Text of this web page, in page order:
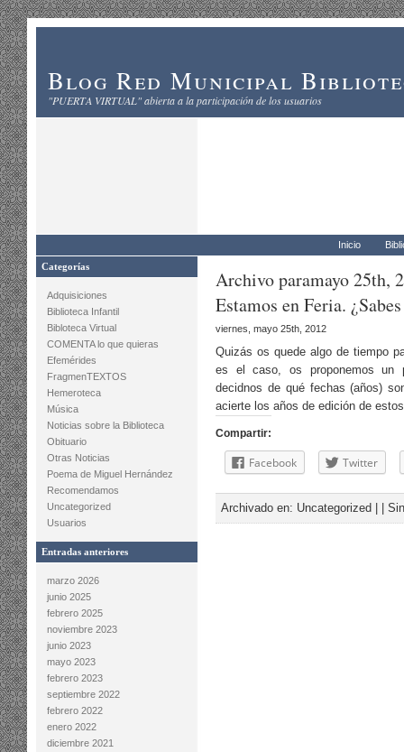
Blog Red Municipal
"PUERTA VIRTUAL" abierta a la participación de los usuarios
Inicio
Categorías
Adquisiciones
Biblioteca Infantil
Bibloteca Virtual
COMENTA lo que quieras
Efemérides
FragmenTEXTOS
Hemeroteca
Música
Noticias sobre la Biblioteca
Obituario
Otras Noticias
Poema de Miguel Hernández
Recomendamos
Uncategorized
Usuarios
Entradas anteriores
marzo 2026
junio 2025
febrero 2025
noviembre 2023
junio 2023
mayo 2023
febrero 2023
septiembre 2022
febrero 2022
enero 2022
diciembre 2021
Archivo paramayo 25th,
Estamos en Feria.
viernes, mayo 25th, 2012
Quizás os quede algo de tiempo
es el caso, os proponemos un
decidnos de qué fechas (años)
acierte los años de edición de
Compartir:
Facebook Twitter
Archivado en: Uncategorized